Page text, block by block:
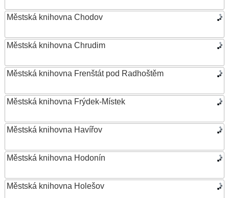
Městská knihovna Chodov
Městská knihovna Chrudim
Městská knihovna Frenštát pod Radhoštěm
Městská knihovna Frýdek-Místek
Městská knihovna Havířov
Městská knihovna Hodonín
Městská knihovna Holešov